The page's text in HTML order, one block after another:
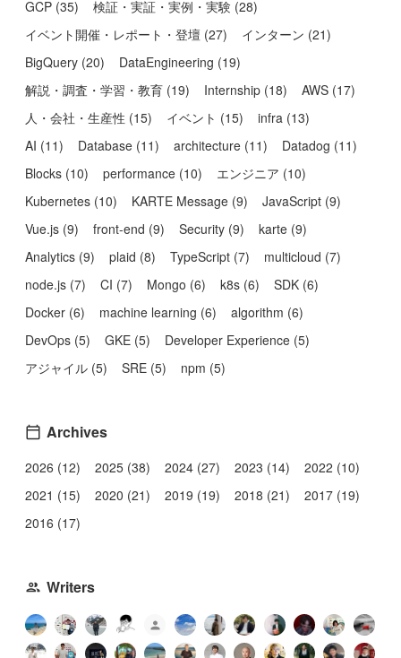
GCP (35) 検証・実証・実例・実験 (28)
イベント開催・レポート・登壇 (27) インターン (21)
BigQuery (20) DataEngineering (19)
解説・調査・学習・教育 (19) Internship (18) AWS (17)
人・会社・生産性 (15) イベント (15) infra (13)
AI (11) Database (11) architecture (11) Datadog (11)
Blocks (10) performance (10) エンジニア (10)
Kubernetes (10) KARTE Message (9) JavaScript (9)
Vue.js (9) front-end (9) Security (9) karte (9)
Analytics (9) plaid (8) TypeScript (7) multicloud (7)
node.js (7) CI (7) Mongo (6) k8s (6) SDK (6)
Docker (6) machine learning (6) algorithm (6)
DevOps (5) GKE (5) Developer Experience (5)
アジャイル (5) SRE (5) npm (5)
Archives
2026 (12) 2025 (38) 2024 (27) 2023 (14)
2022 (10)
2021 (15)
2020 (21) 2019 (19) 2018 (21)
2017 (19)
2016 (17)
Writers